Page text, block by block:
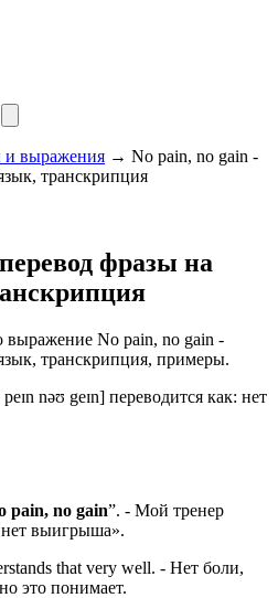
и выражения → No pain, no gain -
транскрипция
фразы на
выражение No pain, no gain -
транскрипция, примеры.
nəʊ geɪn] переводится как: нет
pain, no gain”. - Мой тренер
нет выигрыша».
that very well. - Нет боли,
это понимает.